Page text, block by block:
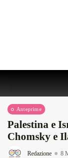
Anteprime
Palestina e
Chomsky e
Redazione 8